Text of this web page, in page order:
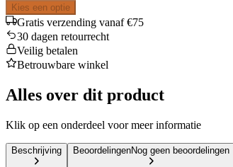
Kies een optie
Gratis verzending vanaf €75
30 dagen retourrecht
Veilig betalen
Betrouwbare winkel
Alles over dit product
Klik op een onderdeel voor meer informatie
Beschrijving BeoordelingenNog geen beoordelingen